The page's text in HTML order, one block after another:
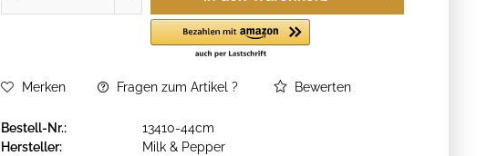
Merken Fragen zum Artikel ? Bewerten
Bestell-Nr.:
13410-44cm
Hersteller:
Milk & Pepper